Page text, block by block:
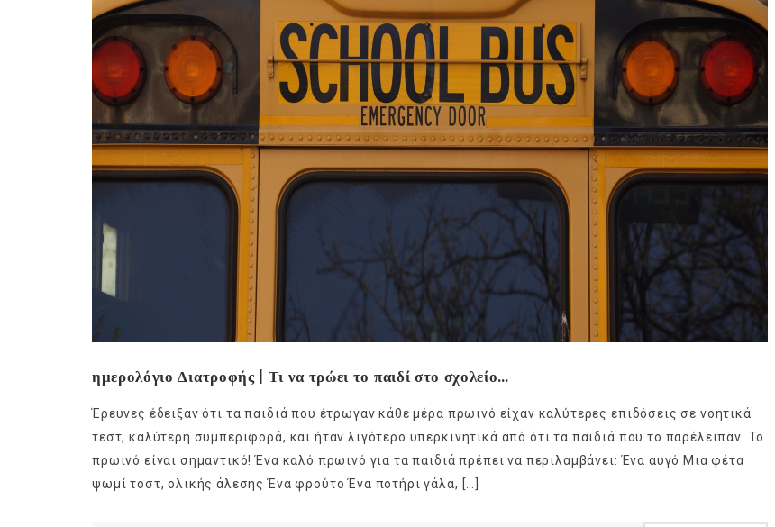
ημερολόγιο Διατροφής | Τι να τρώει το παιδί στο σχολείο…
Έρευνες έδειξαν ότι τα παιδιά που έτρωγαν κάθε μέρα πρωινό είχαν καλύτερες επιδόσεις σε νοητικά
τεστ, καλύτερη συμπεριφορά, και ήταν λιγότερο υπερκινητικά από ότι τα παιδιά που το παρέλειπαν. Το
πρωινό είναι σημαντικό! Ένα καλό πρωινό για τα παιδιά πρέπει να περιλαμβάνει: Ένα αυγό Μια φέτα
ψωμί τοστ, ολικής άλεσης Ένα φρούτο Ένα ποτήρι γάλα, […]